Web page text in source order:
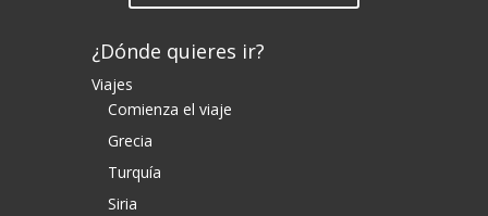
¿Dónde quieres ir?
Viajes
Comienza el viaje
Grecia
Turquía
Siria